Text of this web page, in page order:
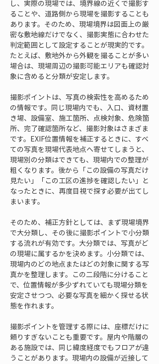
し、実際の現場では、境界線の近くで撮影す
ることや、道路側から現場を撮影することも
あります。そのため、現場境界は図面上の厳
密な敷地線だけでなく、撮影実態に合わせた
判定範囲として設定することが現実的です。
たとえば、敷地外から外観を撮ることが多い
場合は、現場周辺の撮影可能エリアも確認対
象に含めると分類が安定します。
撮影ポイントは、写真の検索性を高めるため
の情報です。同じ現場内でも、入口、資材置
き場、設備室、施工箇所、点検対象、危険箇
所、完了確認箇所など、撮影対象はさまざま
です。EXIF位置情報を補正するときに、すべ
ての写真を現場代表地点へ寄せてしまうと、
現場別の分類はできても、現場内での整理が
粗くなります。後から「この設備の写真だけ
見たい」「この工区の進捗を確認したい」と
なったときに、再度目視で探す必要が出てし
まいます。
そのため、補正方針としては、まず現場境界
で大分類し、その後に撮影ポイントで小分類
する流れが有効です。大分類では、写真がど
の現場に属するかを決めます。小分類では、
現場内のどの地点またはどの対象に関する写
真かを整理します。この二段階に分けること
で、位置情報が多少ずれていても現場分類を
安定させつつ、必要な写真を細かく探せる状
態を作れます。
撮影ポイントを管理する際には、座標だけに
頼りすぎないことも重要です。屋内や階層の
ある施設では、同じ緯度経度でもフロアが違
うことがあります。現場内の設備が近接して